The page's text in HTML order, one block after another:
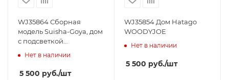
WJ35864 Сборная
модель Suisha-Goya, дом
с подсветкой
WOODYJOE
Нет в наличии
5 500 руб./шт
WJ35854 Дом Hatago
WOODYJOE
Нет в наличии
5 500 руб./шт